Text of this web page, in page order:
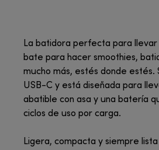
La batidora perfecta para
bate para hacer smoothies,
mucho más, estés donde estés.
USB-C y está diseñada para
abatible con asa y una batería
ciclos de uso por carga.
Ligera, compacta y siempre